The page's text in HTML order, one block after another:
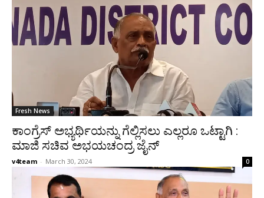
Fresh News
ಕಾಂಗ್ರೆಸ್ ಅಭ್ಯರ್ಥಿಯನ್ನು ಗೆಲ್ಲಿಸಲು ಎಲ್ಲರೂ ಒಟ್ಟಾಗಿ :
ಮಾಜಿ ಸಚಿವ ಅಭಯಚಂದ್ರ ಜೈನ್
v4team - March 30, 2024 0